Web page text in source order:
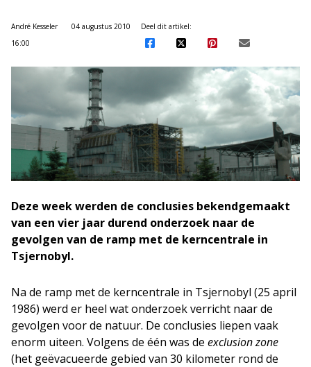
André Kesseler
04 augustus 2010
16:00
Deel dit artikel:
Deze week werden de conclusies bekendgemaakt
van een vier jaar durend onderzoek naar de
gevolgen van de ramp met de kerncentrale in
Tsjernobyl.
Na de ramp met de kerncentrale in Tsjernobyl (25 april
1986) werd er heel wat onderzoek verricht naar de
gevolgen voor de natuur. De conclusies liepen vaak
enorm uiteen. Volgens de één was de exclusion zone
(het geëvacueerde gebied van 30 kilometer rond de